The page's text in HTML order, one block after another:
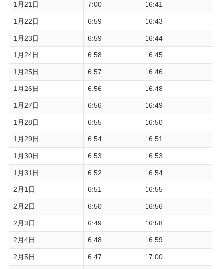
1月21日 7:00 16:41
1月22日 6:59 16:43
1月23日 6:59 16:44
1月24日 6:58 16:45
1月25日 6:57 16:46
1月26日 6:56 16:48
1月27日 6:56 16:49
1月28日 6:55 16:50
1月29日 6:54 16:51
1月30日 6:53 16:53
1月31日 6:52 16:54
2月1日 6:51 16:55
2月2日 6:50 16:56
2月3日 6:49 16:58
2月4日 6:48 16:59
2月5日 6:47 17:00